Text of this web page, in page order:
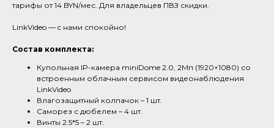
тарифы от 14 BYN/мес. Для владельцев ПВЗ скидки.
LinkVideo — c нами спокойно!
Состав комплекта:
Купольная IP-камера miniDome 2.0, 2Мп (1920×1080) со
встроенным облачным сервисом видеонаблюдения
LinkVideo
Влагозащитный колпачок – 1 шт.
Саморез с дюбелем – 4 шт.
Винты 2.5*5 – 2 шт.